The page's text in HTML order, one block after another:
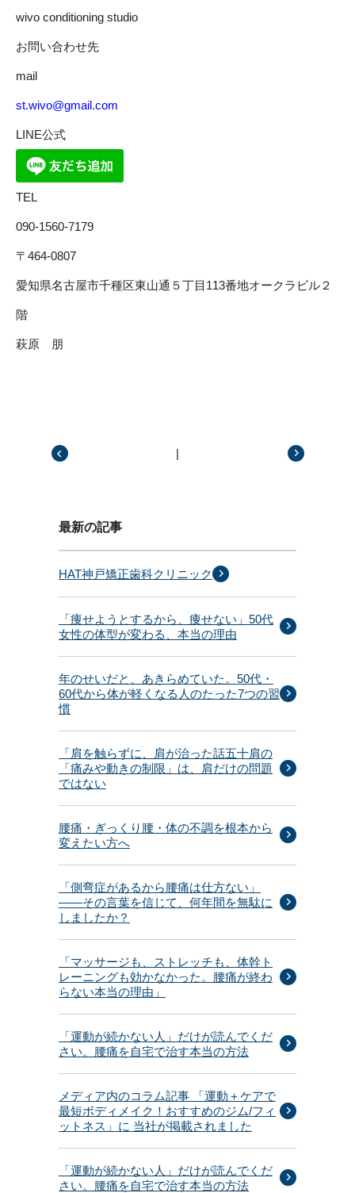
wivo conditioning studio
お問い合わせ先
mail
st.wivo@gmail.com
LINE公式
TEL
090-1560-7179
〒464-0807
愛知県名古屋市千種区東山通５丁目113番地オークラビル２
階
萩原 朋
|
最新の記事
HAT神戸矯正歯科クリニック
「痩せようとするから、痩せない」50代
女性の体型が変わる、本当の理由
年のせいだと、あきらめていた。50代・
60代から体が軽くなる人のたった7つの習
慣
「肩を触らずに、肩が治った話五十肩の
「痛みや動きの制限」は、肩だけの問題
ではない
腰痛・ぎっくり腰・体の不調を根本から
変えたい方へ
「側弯症があるから腰痛は仕方ない」
——その言葉を信じて、何年間を無駄に
しましたか？
「マッサージも、ストレッチも、体幹ト
レーニングも効かなかった。腰痛が終わ
らない本当の理由」
「運動が続かない人」だけが読んでくだ
さい。腰痛を自宅で治す本当の方法
メディア内のコラム記事 「運動＋ケアで
最短ボディメイク！おすすめのジム/フィ
ットネス」に 当社が掲載されました
「運動が続かない人」だけが読んでくだ
さい。腰痛を自宅で治す本当の方法